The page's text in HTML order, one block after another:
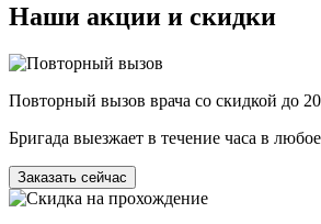
Наши акции и скидки
Повторный вызов врача со скидкой до
Бригада выезжает в течение часа в
Заказать сейчас